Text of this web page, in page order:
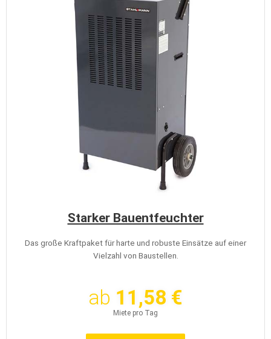
Starker Bauentfeuchter
Das große Kraftpaket für harte und robuste Einsätze auf einer
Vielzahl von Baustellen.
ab 11,58 €
Miete pro Tag